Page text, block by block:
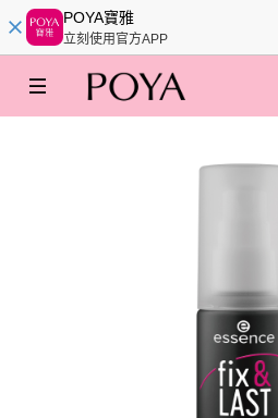
POYA寶雅
立刻使用官方APP